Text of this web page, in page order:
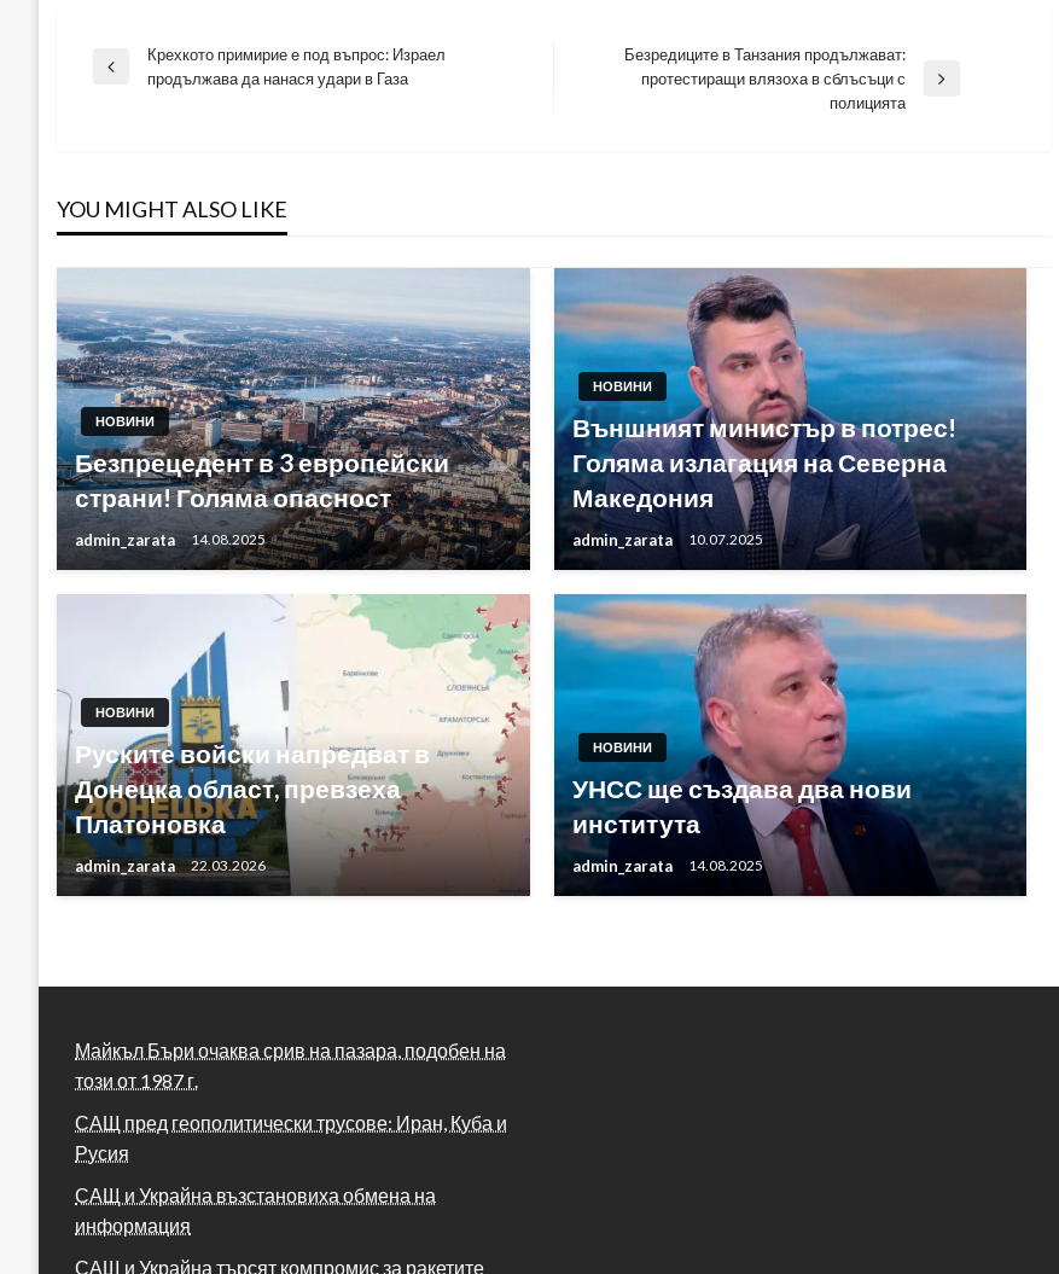
Навигация
Previous
Крехкото примирие е под въпрос: Израел
продължава да нанася удари в Газа
Безредиците в Танзания продължават:
протестиращи влязоха в сблъсъци с
полицията
YOU MIGHT ALSO LIKE
НОВИНИ
Безпрецедент в 3 европейски
страни! Голяма опасност
admin_zarata 14.08.2025
НОВИНИ
Външният министър в потрес!
Голяма излагация на Северна
Македония
admin_zarata 10.07.2025
НОВИНИ
Руските войски напредват в
Донецка област, превзеха
Платоновка
admin_zarata 22.03.2026
НОВИНИ
УНСС ще създава два нови
института
admin_zarata 14.08.2025
Майкъл Бъри очаква срив на пазара, подобен на
този от 1987 г.
САЩ пред геополитически трусове: Иран, Куба и
Русия
САЩ и Украйна възстановиха обмена на
информация
САЩ и Украйна търсят компромис за ракетите